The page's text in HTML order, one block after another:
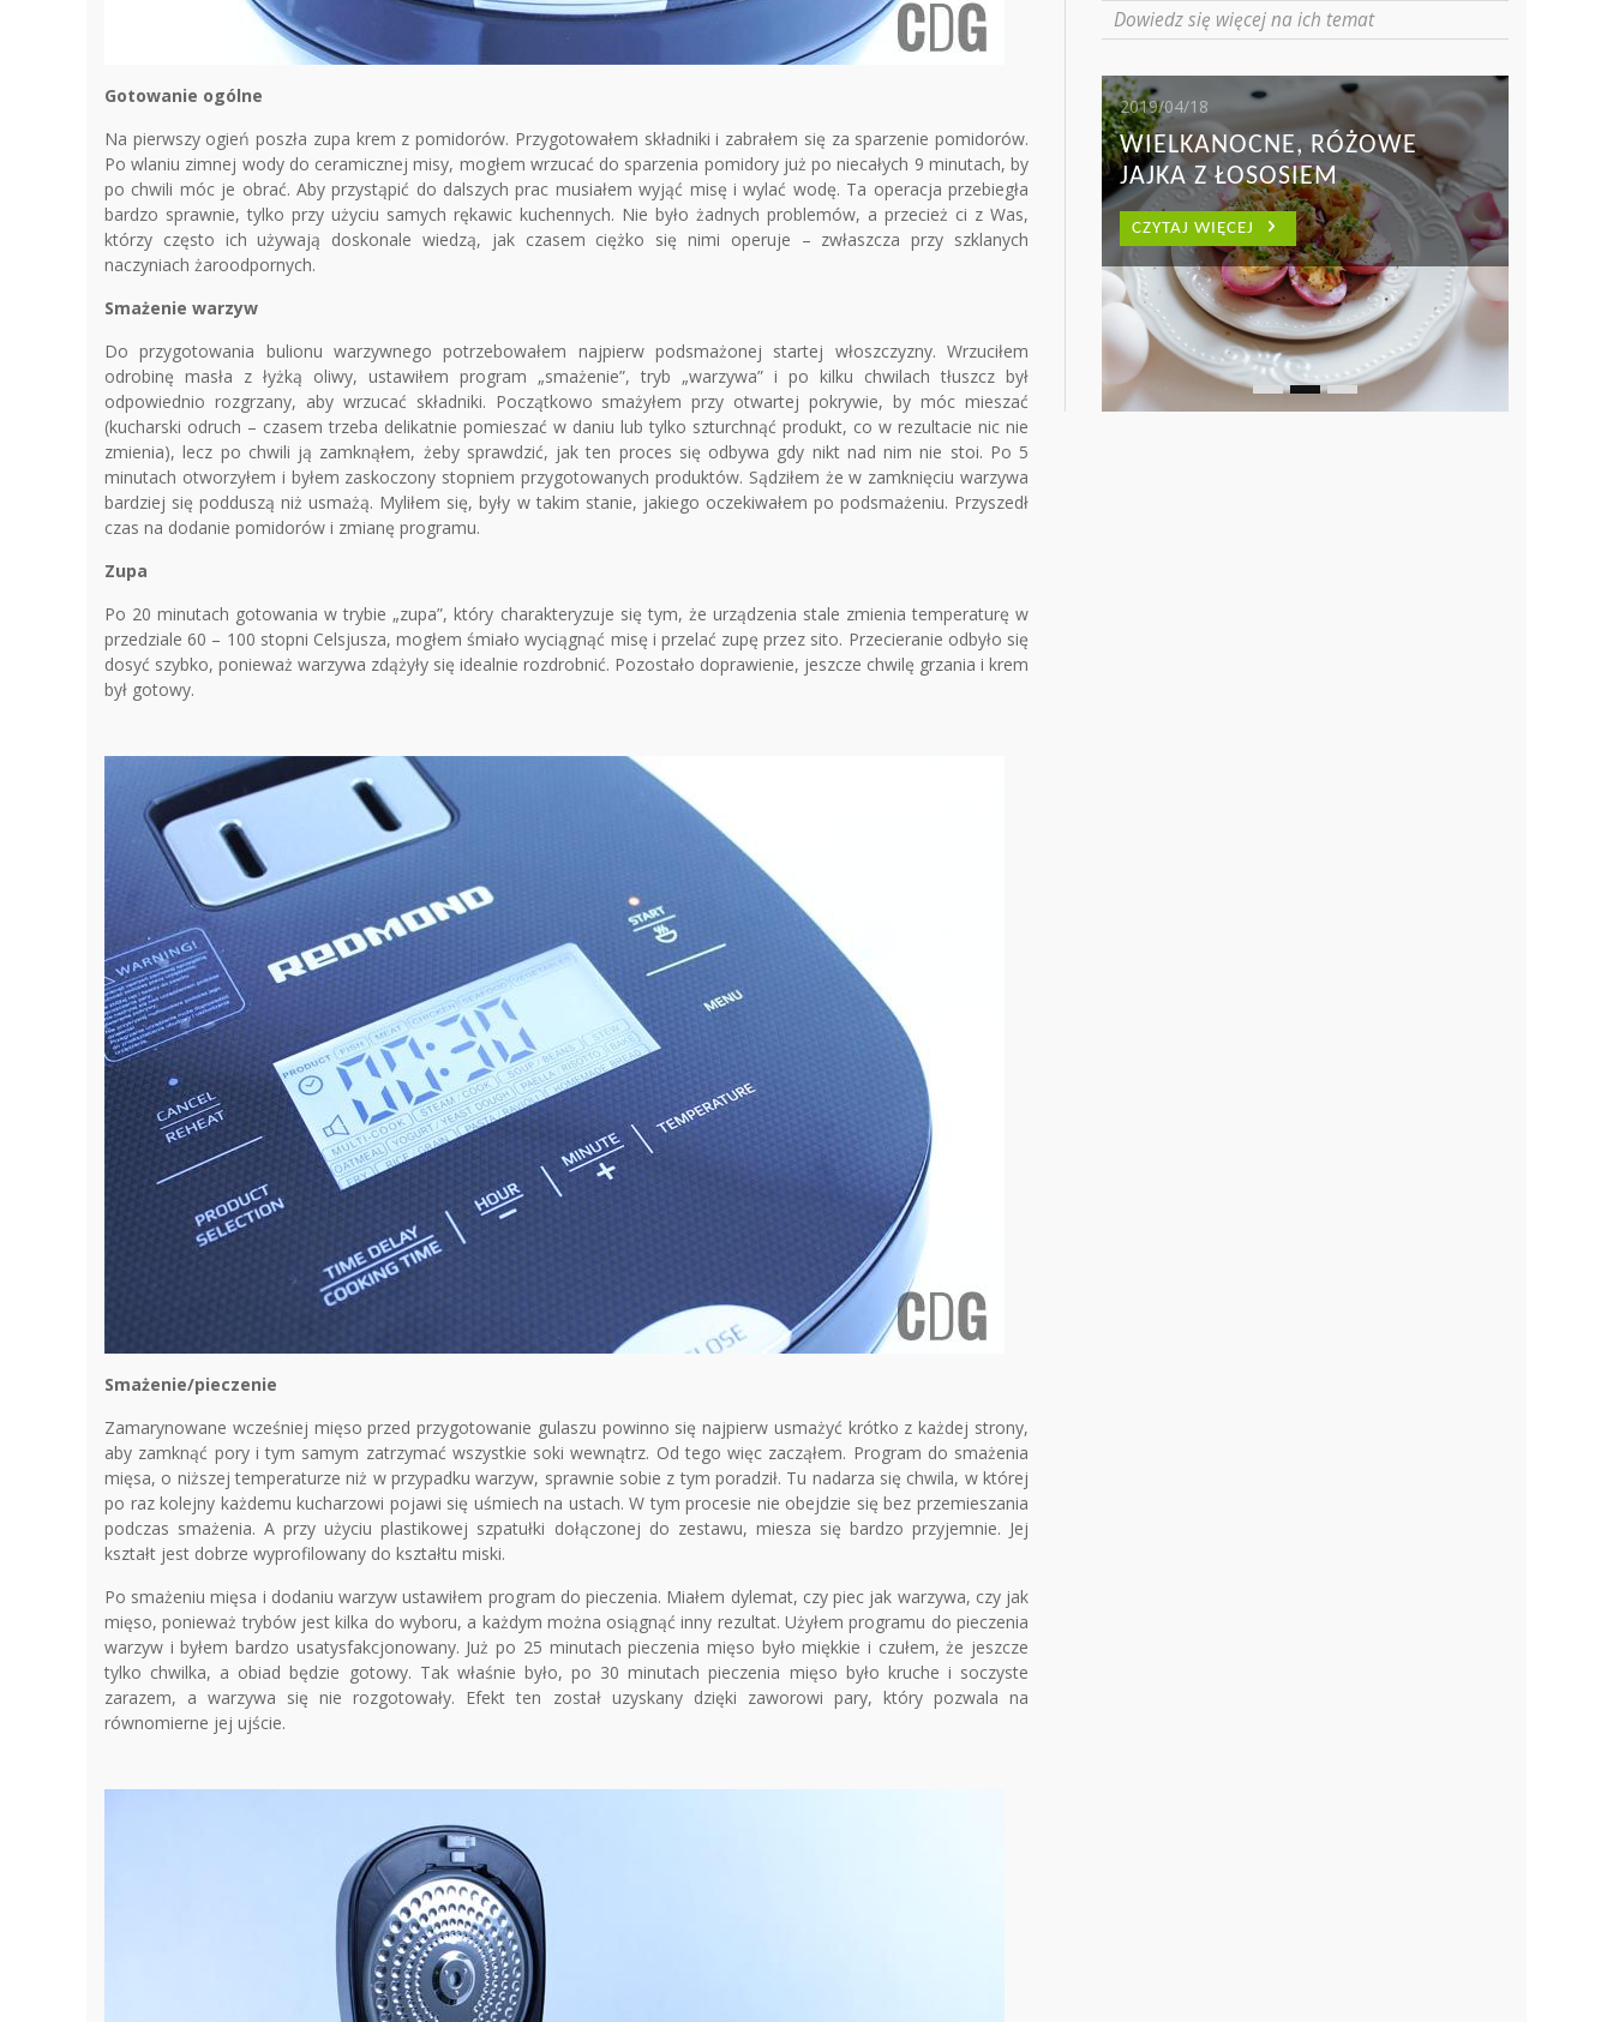
Gotowanie ogólne
Na pierwszy ogień poszła zupa krem z pomidorów. Przygotowałem składniki i zabrałem się za sparzenie pomidorów.
Po wlaniu zimnej wody do ceramicznej misy, mogłem wrzucać do sparzenia pomidory już po niecałych 9 minutach, by
po chwili móc je obrać. Aby przystąpić do dalszych prac musiałem wyjąć misę i wylać wodę. Ta operacja przebiegła
bardzo sprawnie, tylko przy użyciu samych rękawic kuchennych. Nie było żadnych problemów, a przecież ci z Was,
którzy często ich używają doskonale wiedzą, jak czasem ciężko się nimi operuje – zwłaszcza przy szklanych
naczyniach żaroodpornych.
Smażenie warzyw
Do przygotowania bulionu warzywnego potrzebowałem najpierw podsmażonej startej włoszczyzny. Wrzuciłem
odrobinę masła z łyżką oliwy, ustawiłem program „smażenie”, tryb „warzywa” i po kilku chwilach tłuszcz był
odpowiednio rozgrzany, aby wrzucać składniki. Początkowo smażyłem przy otwartej pokrywie, by móc mieszać
(kucharski odruch – czasem trzeba delikatnie pomieszać w daniu lub tylko szturchnąć produkt, co w rezultacie nic nie
zmienia), lecz po chwili ją zamknąłem, żeby sprawdzić, jak ten proces się odbywa gdy nikt nad nim nie stoi. Po 5
minutach otworzyłem i byłem zaskoczony stopniem przygotowanych produktów. Sądziłem że w zamknięciu warzywa
bardziej się podduszą niż usmażą. Myliłem się, były w takim stanie, jakiego oczekiwałem po podsmażeniu. Przyszedł
czas na dodanie pomidorów i zmianę programu.
Zupa
Po 20 minutach gotowania w trybie „zupa”, który charakteryzuje się tym, że urządzenia stale zmienia temperaturę w
przedziale 60 – 100 stopni Celsjusza, mogłem śmiało wyciągnąć misę i przelać zupę przez sito. Przecieranie odbyło się
dosyć szybko, ponieważ warzywa zdążyły się idealnie rozdrobnić. Pozostało doprawienie, jeszcze chwilę grzania i krem
był gotowy.
Smażenie/pieczenie
Zamarynowane wcześniej mięso przed przygotowanie gulaszu powinno się najpierw usmażyć krótko z każdej strony,
aby zamknąć pory i tym samym zatrzymać wszystkie soki wewnątrz. Od tego więc zacząłem. Program do smażenia
mięsa, o niższej temperaturze niż w przypadku warzyw, sprawnie sobie z tym poradził. Tu nadarza się chwila, w której
po raz kolejny każdemu kucharzowi pojawi się uśmiech na ustach. W tym procesie nie obejdzie się bez przemieszania
podczas smażenia. A przy użyciu plastikowej szpatułki dołączonej do zestawu, miesza się bardzo przyjemnie. Jej
kształt jest dobrze wyprofilowany do kształtu miski.
Po smażeniu mięsa i dodaniu warzyw ustawiłem program do pieczenia. Miałem dylemat, czy piec jak warzywa, czy jak
mięso, ponieważ trybów jest kilka do wyboru, a każdym można osiągnąć inny rezultat. Użyłem programu do pieczenia
warzyw i byłem bardzo usatysfakcjonowany. Już po 25 minutach pieczenia mięso było miękkie i czułem, że jeszcze
tylko chwilka, a obiad będzie gotowy. Tak właśnie było, po 30 minutach pieczenia mięso było kruche i soczyste
zarazem, a warzywa się nie rozgotowały. Efekt ten został uzyskany dzięki zaworowi pary, który pozwala na
równomierne jej ujście.
Dowiedz się więcej na ich temat
2019/04/18
WIELKANOCNE, RÓŻOWE
JAJKA Z ŁOSOSIEM
CZYTAJ WIĘCEJ